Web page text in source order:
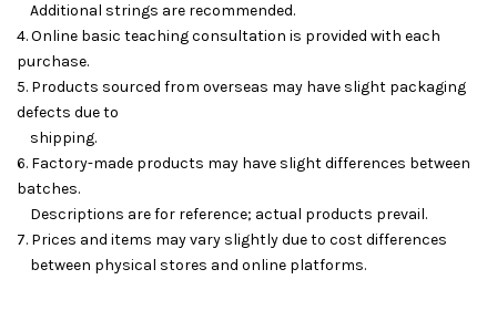
Additional strings are recommended.
4. Online basic teaching consultation is provided with each
purchase.
5. Products sourced from overseas may have slight packaging
defects due to
shipping.
6. Factory-made products may have slight differences between
batches.
Descriptions are for reference; actual products prevail.
7. Prices and items may vary slightly due to cost differences
between physical stores and online platforms.